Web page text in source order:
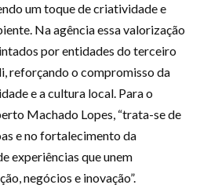
um toque de criatividade e
Na agência essa valorização
por entidades do terceiro
reforçando o compromisso da
e a cultura local. Para o
Machado Lopes, “trata-se de
e no fortalecimento da
experiências que unem
negócios e inovação”.